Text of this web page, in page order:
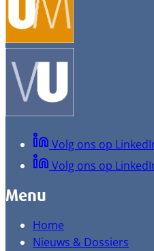
Volg ons op
Volg ons op
Menu
Home
Nieuws & Dossiers